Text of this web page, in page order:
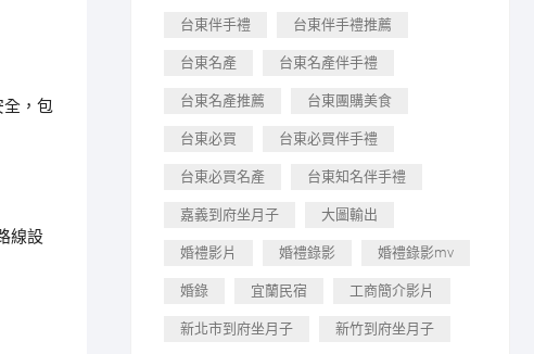
，包
線設
台東伴手禮 台東伴手禮推薦
台東名產 台東名產伴手禮
台東名產推薦 台東團購美食
台東必買 台東必買伴手禮
台東必買名產 台東知名伴手禮
嘉義到府坐月子 大圖輸出
婚禮影片 婚禮錄影 婚禮錄影mv
婚錄 宜蘭民宿 工商簡介影片
新北市到府坐月子 新竹到府坐月子